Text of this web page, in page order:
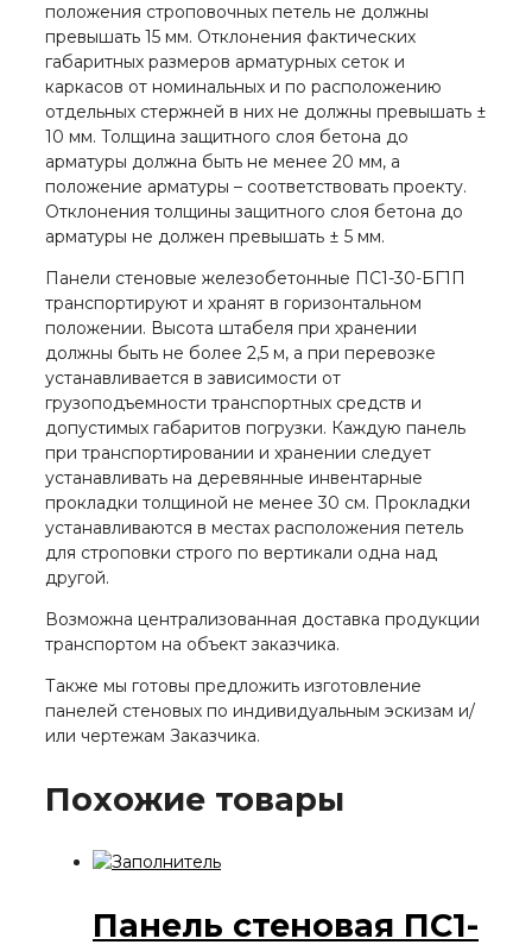
положения строповочных петель не должны
превышать 15 мм. Отклонения фактических
габаритных размеров арматурных сеток и
каркасов от номинальных и по расположению
отдельных стержней в них не должны превышать ±
10 мм. Толщина защитного слоя бетона до
арматуры должна быть не менее 20 мм, а
положение арматуры – соответствовать проекту.
Отклонения толщины защитного слоя бетона до
арматуры не должен превышать ± 5 мм.
Панели стеновые железобетонные ПС1-30-БГ1П
транспортируют и хранят в горизонтальном
положении. Высота штабеля при хранении
должны быть не более 2,5 м, а при перевозке
устанавливается в зависимости от
грузоподъемности транспортных средств и
допустимых габаритов погрузки. Каждую панель
при транспортировании и хранении следует
устанавливать на деревянные инвентарные
прокладки толщиной не менее 30 см. Прокладки
устанавливаются в местах расположения петель
для строповки строго по вертикали одна над
другой.
Возможна централизованная доставка продукции
транспортом на объект заказчика.
Также мы готовы предложить изготовление
панелей стеновых по индивидуальным эскизам и/
или чертежам Заказчика.
Похожие товары
Панель стеновая ПС1-